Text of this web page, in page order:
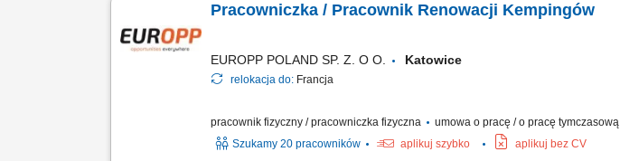
Pracowniczka / Pracownik Renowacji Kempingów
EUROPP POLAND SP. Z. O O. Katowice
relokacja do: Francja
pracownik fizyczny / pracowniczka fizyczna umowa o pracę / o pracę tymczasową
Szukamy 20 pracowników
aplikuj szybko aplikuj bez CV